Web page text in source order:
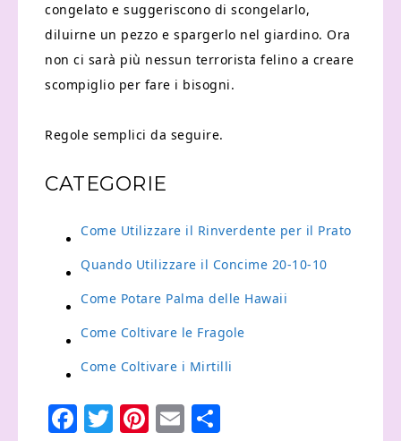
congelato e suggeriscono di scongelarlo,
diluirne un pezzo e spargerlo nel giardino. Ora
non ci sarà più nessun terrorista felino a creare
scompiglio per fare i bisogni.
Regole semplici da seguire.
CATEGORIE
Come Utilizzare il Rinverdente per il Prato
Quando Utilizzare il Concime 20-10-10
Come Potare Palma delle Hawaii
Come Coltivare le Fragole
Come Coltivare i Mirtilli
Facebook
Twitter
Pinterest
Email